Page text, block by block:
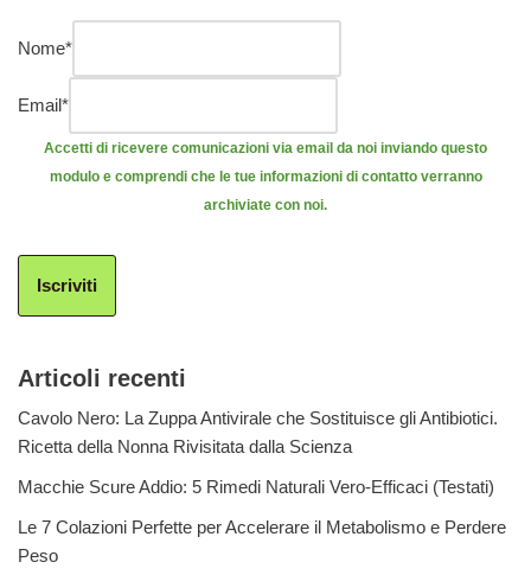
Nome*
Email*
Accetti di ricevere comunicazioni via email da noi inviando questo
modulo e comprendi che le tue informazioni di contatto verranno
archiviate con noi.
Iscriviti
Articoli recenti
Cavolo Nero: La Zuppa Antivirale che Sostituisce gli Antibiotici.
Ricetta della Nonna Rivisitata dalla Scienza
Macchie Scure Addio: 5 Rimedi Naturali Vero-Efficaci (Testati)
Le 7 Colazioni Perfette per Accelerare il Metabolismo e Perdere
Peso